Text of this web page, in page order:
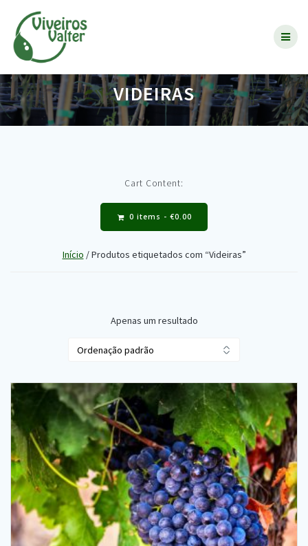
VIDEIRAS
Cart Content:
0 items - €0.00
Início / Produtos etiquetados com “Videiras”
Apenas um resultado